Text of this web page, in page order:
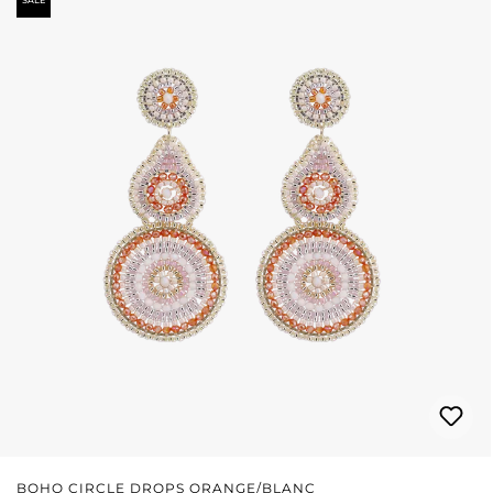
BOHO CIRCLE DROPS ORANGE/BLANC